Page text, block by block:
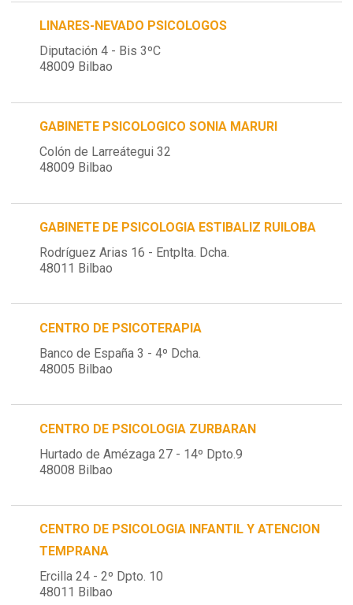
LINARES-NEVADO PSICOLOGOS
Diputación 4 - Bis 3ºC
48009 Bilbao
GABINETE PSICOLOGICO SONIA MARURI
Colón de Larreátegui 32
48009 Bilbao
GABINETE DE PSICOLOGIA ESTIBALIZ RUILOBA
Rodríguez Arias 16 - Entplta. Dcha.
48011 Bilbao
CENTRO DE PSICOTERAPIA
Banco de España 3 - 4º Dcha.
48005 Bilbao
CENTRO DE PSICOLOGIA ZURBARAN
Hurtado de Amézaga 27 - 14º Dpto.9
48008 Bilbao
CENTRO DE PSICOLOGIA INFANTIL Y ATENCION
TEMPRANA
Ercilla 24 - 2º Dpto. 10
48011 Bilbao